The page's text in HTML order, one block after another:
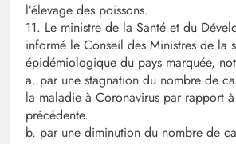
l’élevage des poissons.
11. Le ministre de la Santé et du
informé le Conseil des Ministres de la
épidémiologique du pays marquée,
a. par une stagnation du nombre de
la maladie à Coronavirus par rapport
précédente.
b. par une diminution du nombre de